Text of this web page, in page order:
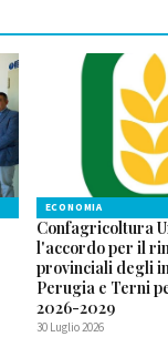
ECONOMIA
Confagricoltura
l'accordo per il
provinciali degli
Perugia e Terni
2026-2029
30 Luglio 2026